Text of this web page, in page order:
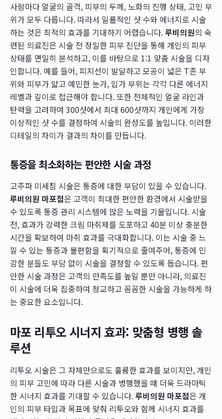
사람마다 얼굴의 골격, 피부의 두께, 노화의 진행 상태, 고민 부
위가 모두 다릅니다. 따라서 일률적인 샷 수와 에너지로 시술
하는 것은 최적의 효과를 기대하기 어렵습니다.루비의원의 숙
련된 의료진은 시술 전 정밀한 피부 진단을 통해 개인의 피부
상태를 면밀히 분석하고, 이를 바탕으로 1:1 맞춤 시술을 디자
인합니다. 예를 들어, 피지선이 발달하고 모공이 넓은 T존 부
위와 피부가 얇고 예민한 눈가, 입가 부위는 각각 다른 에너지
레벨과 깊이로 접근해야 합니다. 또한 전체적인 얼굴 라인과
탄력을 고려하여 300샷에서 최대 600샷까지 개인에게 가장
이상적인 샷 수를 결정하여 시술의 완성도를 높입니다. 이러한
디테일의 차이가 결과의 차이를 만듭니다.
통증을 최소화하는 편안한 시술 과정
고주파 미세침 시술은 통증에 대한 부담이 있을 수 있습니다.
루비의원 마포점은 고객이 최대한 편안한 환경에서 시술받을
수 있도록 통증 관리 시스템에 많은 노력을 기울입니다. 시술
전, 효과가 강력한 크림 마취제를 도포하고 40분 이상 충분한
시간을 확보하여 마취 효과를 극대화합니다. 이는 시술 중 느
낄 수 있는 통증과 불편함을 획기적으로 줄여주어, 통증에 민
감한 분들도 부담 없이 시술을 결정할 수 있도록 돕습니다. 편
안한 시술 과정은 고객의 만족도를 높일 뿐만 아니라, 의료진
이 시술에 더욱 집중하여 정교하고 꼼꼼한 시술을 가능하게 하
는 중요한 요소입니다.
마포 리투오 시너지 효과: 맞춤형 병행 솔
루션
리투오 시술은 그 자체만으로도 훌륭한 효과를 보이지만, 개인
의 피부 고민에 따라 다른 시술과 병행했을 때 더욱 드라마틱
한 시너지 효과를 기대할 수 있습니다.루비의원 마포점은 개
인의 피부 타입과 목표에 맞춰 리투오와 함께 시너지 효과를